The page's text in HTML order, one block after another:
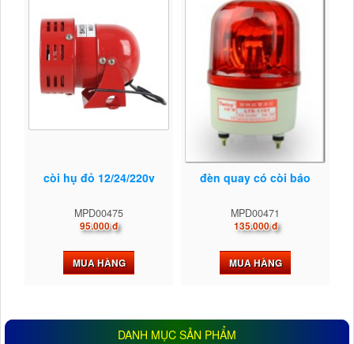
còi hụ đỏ 12/24/220v
MPD00475
95.000 đ
MUA HÀNG
đèn quay có còi báo
MPD00471
135.000 đ
MUA HÀNG
DANH MỤC SẢN PHẨM